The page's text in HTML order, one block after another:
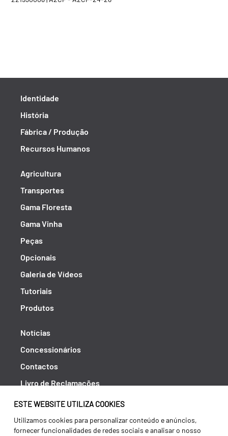
ESTE WEBSITE UTILIZA COOKIES
Utilizamos cookies para personalizar conteúdo e anúncios,
fornecer funcionalidades de redes sociais e analisar o nosso
Identidade
História
Fábrica / Produção
Recursos Humanos
Agricultura
Transportes
Gama Floresta
Gama Vinha
Peças
Opcionais
Galeria de Vídeos
Tutoriais
Produtos
Notícias
Concessionários
Contactos
Livro de Reclamações
Política de Privacidade
Canal de Denúncias (RGPC)
Termos e condições